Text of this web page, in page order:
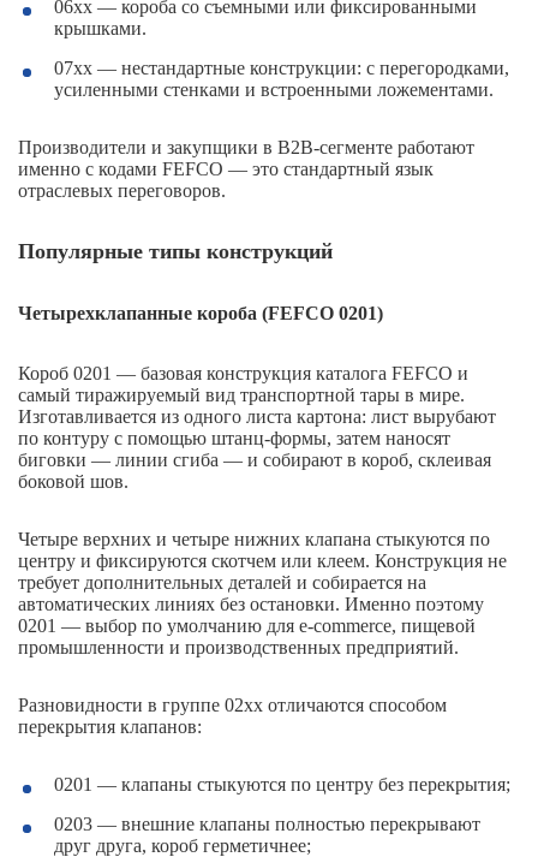
06xx — короба со съемными или фиксированными
крышками.
07xx — нестандартные конструкции: с перегородками,
усиленными стенками и встроенными ложементами.
Производители и закупщики в B2B-сегменте работают
именно с кодами FEFCO — это стандартный язык
отраслевых переговоров.
Популярные типы конструкций
Четырехклапанные короба (FEFCO 0201)
Короб 0201 — базовая конструкция каталога FEFCO и
самый тиражируемый вид транспортной тары в мире.
Изготавливается из одного листа картона: лист вырубают
по контуру с помощью штанц-формы, затем наносят
биговки — линии сгиба — и собирают в короб, склеивая
боковой шов.
Четыре верхних и четыре нижних клапана стыкуются по
центру и фиксируются скотчем или клеем. Конструкция не
требует дополнительных деталей и собирается на
автоматических линиях без остановки. Именно поэтому
0201 — выбор по умолчанию для e-commerce, пищевой
промышленности и производственных предприятий.
Разновидности в группе 02xx отличаются способом
перекрытия клапанов:
0201 — клапаны стыкуются по центру без перекрытия;
0203 — внешние клапаны полностью перекрывают
друг друга, короб герметичнее;